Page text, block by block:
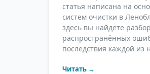
статья написана на
систем очистки в
здесь вы найдёте
распространённых
последствия каждой из
Читать →